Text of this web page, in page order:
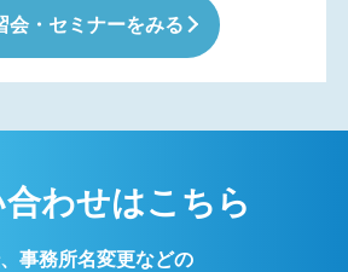
会・セミナーをみる
わせはこちら
事務所名変更などの